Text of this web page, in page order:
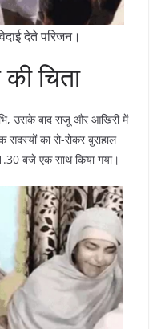
देते परिजन।
चिता
उसके बाद राजू और आखिरी में
सदस्यों का रो-रोकर बुराहाल
बजे एक साथ किया गया।